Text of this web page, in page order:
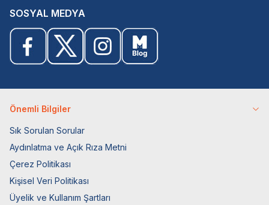
SOSYAL MEDYA
Önemli Bilgiler
Sık Sorulan Sorular
Aydınlatma ve Açık Rıza Metni
Çerez Politikası
Kişisel Veri Politikası
Üyelik ve Kullanım Şartları